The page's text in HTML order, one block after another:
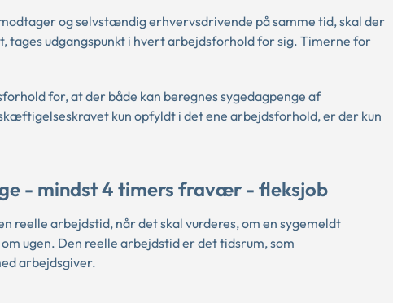
og selvstændig erhvervsdrivende på samme tid, skal der
udgangspunkt i hvert arbejdsforhold for sig. Timerne for
for, at der både kan beregnes sygedagpenge af
kun opfyldt i det ene arbejdsforhold, er der kun
- mindst 4 timers fravær - fleksjob
reelle arbejdstid, når det skal vurderes, om en sygemeldt
ugen. Den reelle arbejdstid er det tidsrum, som
arbejdsgiver.